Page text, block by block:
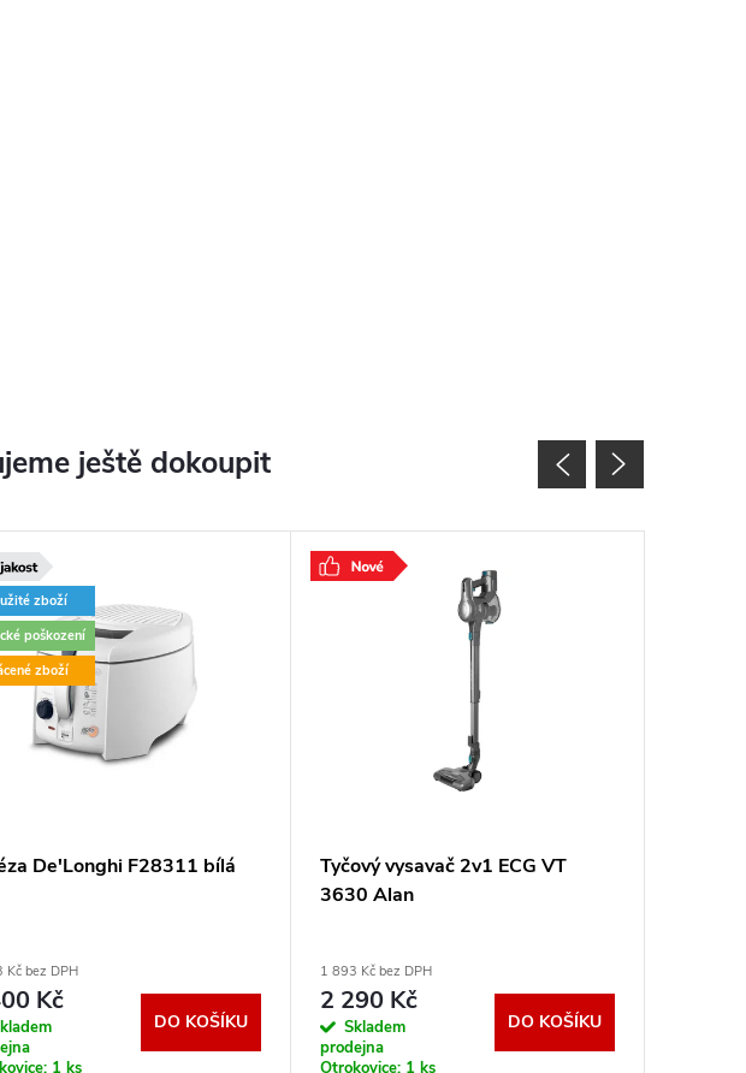
ještě dokoupit
zboží
poškození
zboží
De'Longhi F28311 bílá
Kč bez DPH
Kč
1 ks
DO KOŠÍKU
Tyčový vysavač 2v1 ECG VT
3630 Alan
1 893 Kč bez DPH
2 290 Kč
Skladem
prodejna
Otrokovice: 1 ks
DO KOŠÍKU